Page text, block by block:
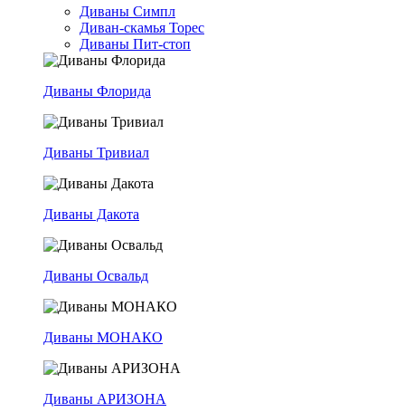
Диваны Симпл
Диван-скамья Торес
Диваны Пит-стоп
Диваны Флорида
Диваны Тривиал
Диваны Дакота
Диваны Освальд
Диваны МОНАКО
Диваны АРИЗОНА